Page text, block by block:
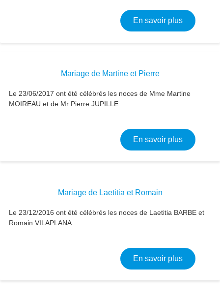
En savoir plussur
Mariage de Martine et Pierre
Le 23/06/2017 ont été célébrés les noces de Mme Martine
MOIREAU et de Mr Pierre JUPILLE
En savoir plussur
Mariage de Laetitia et Romain
Le 23/12/2016 ont été célébrés les noces de Laetitia BARBE et
Romain VILAPLANA
En savoir plussur